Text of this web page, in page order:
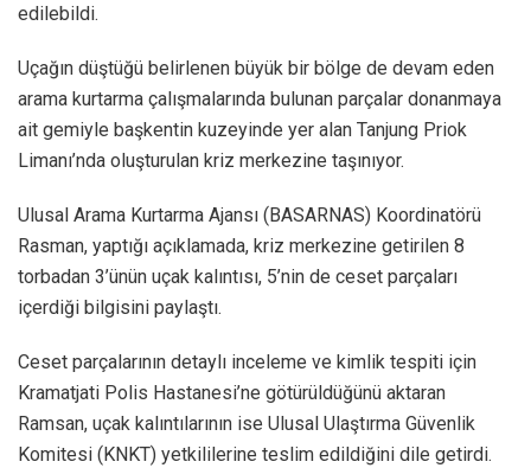
edilebildi.
Uçağın düştüğü belirlenen büyük bir bölge de devam eden
arama kurtarma çalışmalarında bulunan parçalar donanmaya
ait gemiyle başkentin kuzeyinde yer alan Tanjung Priok
Limanı’nda oluşturulan kriz merkezine taşınıyor.
Ulusal Arama Kurtarma Ajansı (BASARNAS) Koordinatörü
Rasman, yaptığı açıklamada, kriz merkezine getirilen 8
torbadan 3’ünün uçak kalıntısı, 5’nin de ceset parçaları
içerdiği bilgisini paylaştı.
Ceset parçalarının detaylı inceleme ve kimlik tespiti için
Kramatjati Polis Hastanesi’ne götürüldüğünü aktaran
Ramsan, uçak kalıntılarının ise Ulusal Ulaştırma Güvenlik
Komitesi (KNKT) yetkililerine teslim edildiğini dile getirdi.